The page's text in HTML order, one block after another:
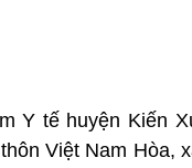
Y tế huyện Kiến
Việt Nam